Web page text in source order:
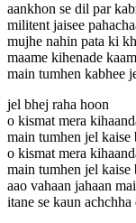
aankhon se dil par
militent jaisee
mujhe nahin pata ki
maame kihenade
main tumhen kabhee
jel bhej raha hoon
o kismat mera
main tumhen jel kaise
o kismat mera
main tumhen jel kaise
aao vahaan jahaan
itane se kaun achchha